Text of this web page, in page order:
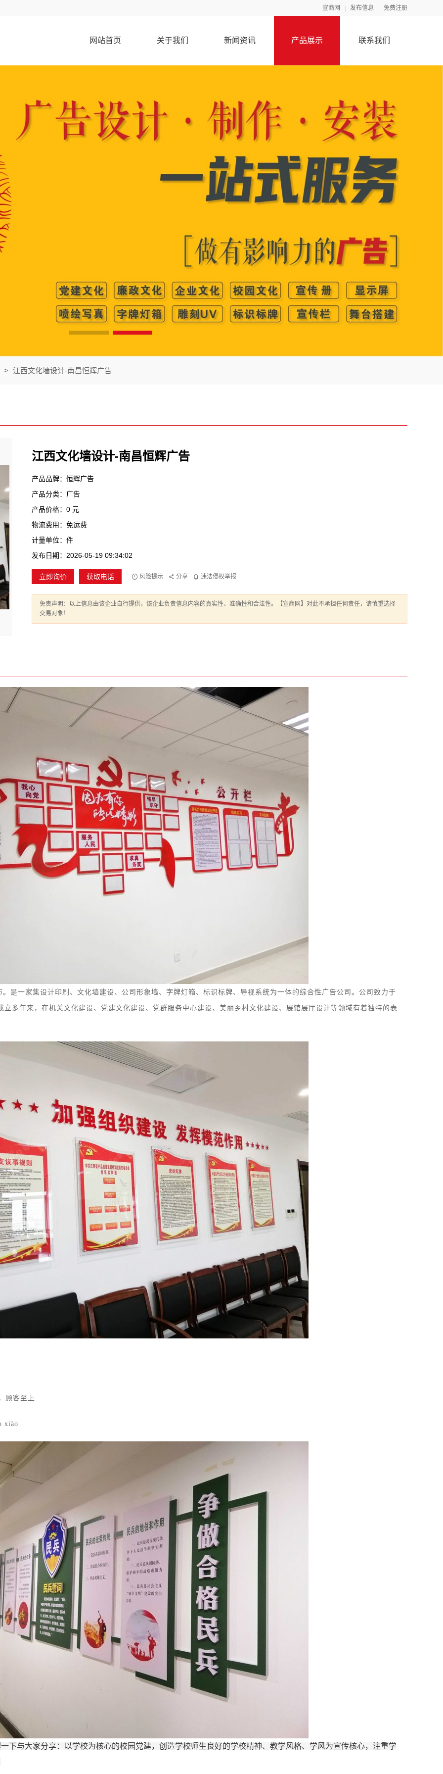
宣商网 发布信息 免费注册
网站首页 关于我们 新闻资讯 产品展示 联系我们
> 江西文化墙设计-南昌恒辉广告
江西文化墙设计-南昌恒辉广告
产品品牌：恒辉广告
产品分类：广告
产品价格：0 元
物流费用：免运费
计量单位：件
发布日期：2026-05-19 09:34:02
立即询价 获取电话 风险提示 分享 违法侵权举报
免责声明：以上信息由该企业自行提供，该企业负责信息内容的真实性、准确性和合法性。【宣商网】对此不承担任何责任，请慎重选择
交易对象！
是一家集设计印刷、 文化墙建设、 公司形象墙、字牌灯箱、 标识标牌、 导视系统为一体的综合性广告公司。 公司致力于
立多年来，在机关文化建设、党建文化建设、党群服务中心建设、美丽乡村文化建设、展馆展厅设计等领域有着独特的表
顾客至上
xiào
下与大家分享：以学校为核心的校园党建，创造学校师生良好的学校精神、教学风格、学风为宣传核心，注重学